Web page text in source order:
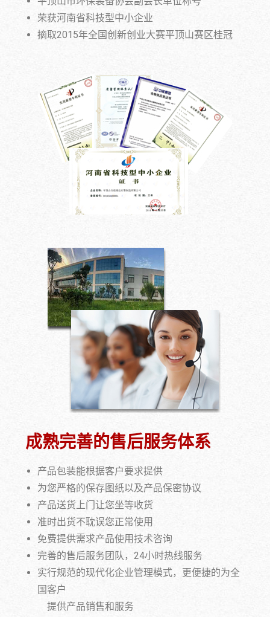
荣获河南省科技型中小企业
摘取2015年全国创新创业大赛平顶山赛区桂冠
成熟完善的售后服务体系
产品包装能根据客户要求提供
为您严格的保存图纸以及产品保密协议
产品送货上门让您坐等收货
准时出货不耽误您正常使用
免费提供需求产品使用技术咨询
完善的售后服务团队，24小时热线服务
实行规范的现代化企业管理模式，更便捷的为全
国客户
提供产品销售和服务